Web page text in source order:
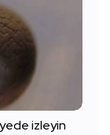
izleyin